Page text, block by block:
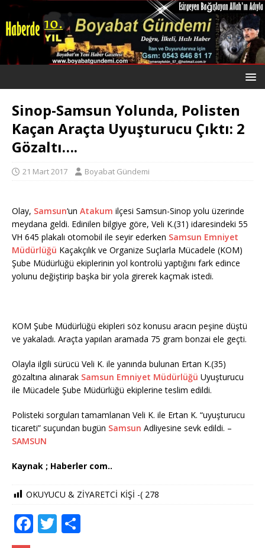
Sinop-Samsun Yolunda, Polisten
Kaçan Araçta Uyuşturucu Çıktı: 2
Gözaltı….
21 Mart 2017 Boyabat Gündemi
Olay, Samsun‘un Atakum ilçesi Samsun-Sinop yolu üzerinde
meydana geldi. Edinilen bilgiye göre, Veli K.(31) idaresindeki 55
VH 645 plakalı otomobil ile seyir ederken Samsun Emniyet
Müdürlüğü Kaçakçılık ve Organize Suçlarla Mücadele (KOM)
Şube Müdürlüğü ekiplerinin yol kontrolü yaptığını fark edince
yolunu değiştirip başka bir yola girerek kaçmak istedi.
KOM Şube Müdürlüğü ekipleri söz konusu aracın peşine düştü
ve yakaladı. Araçta yapılan aramada 75 gram bonzai ele geçti.
Olayla ilgili sürücü Veli K. ile yanında bulunan Ertan K.(35)
gözaltına alınarak Samsun Emniyet Müdürlüğü Uyuşturucu
ile Mücadele Şube Müdürlüğü ekiplerine teslim edildi.
Polisteki sorguları tamamlanan Veli K. ile Ertan K. “uyuşturucu
ticareti” suçundan bugün Samsun Adliyesine sevk edildi. –
SAMSUN
Kaynak ; Haberler com..
OKUYUCU & ZİYARETCİ KİŞİ -( 278
F T